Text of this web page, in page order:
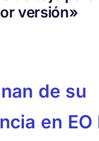
versión»
de su
en